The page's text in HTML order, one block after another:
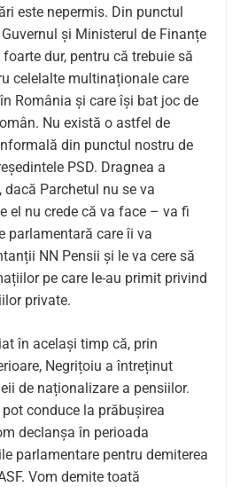
este nepermis. Din punctul
Guvernul și Ministerul de Finanțe
dur, pentru că trebuie să
celelalte multinaționale care
România și care își bat joc de
Nu există o astfel de
din punctul nostru de
PSD. Dragnea a
Parchetul nu se va
el nu crede că va face – va fi
parlamentară care îi va
NN Pensii și le va cere să
pe care le-au primit privind
private.
în același timp că, prin
Negrițoiu a întreținut
de naționalizare a pensiilor.
conduce la prăbușirea
declanșa în perioada
parlamentare pentru demiterea
Vom demite toată